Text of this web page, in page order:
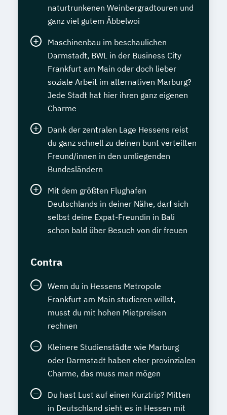
naturtrunkenen Weinbergradtouren und
ganz viel gutem Äbbelwoi
Maschinenbau im beschaulichen
Darmstadt, BWL in der Business City
Frankfurt am Main oder doch lieber
soziale Arbeit im alternativen Marburg?
Jede Stadt hat hier ihren ganz eigenen
Charme
Dank der zentralen Lage Hessens reist
du ganz schnell zu deinen bunt verteilten
Freund/innen in den umliegenden
Bundesländern
Mit dem größten Flughafen
Deutschlands in deiner Nähe, darf sich
selbst deine Expat-Freundin in Bali
schon bald über Besuch von dir freuen
Contra
Wenn du in Hessens Metropole
Frankfurt am Main studieren willst,
musst du mit hohen Mietpreisen
rechnen
Kleinere Studienstädte wie Marburg
oder Darmstadt haben eher provinzialen
Charme, das muss man mögen
Du hast Lust auf einen Kurztrip? Mitten
in Deutschland sieht es in Hessen mit